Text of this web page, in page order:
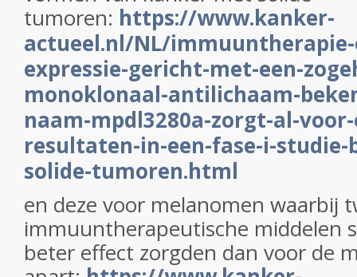
tumoren: https://www.kanker-
actueel.nl/NL/immuuntherapie-
expressie-gericht-met-een-
monoklonaal-antilichaam-
naam-mpdl3280a-zorgt-al-
resultaten-in-een-fase-i-
solide-tumoren.html
en deze voor melanomen waarbij
immuuntherapeutische middelen
beter effect zorgden dan voor de